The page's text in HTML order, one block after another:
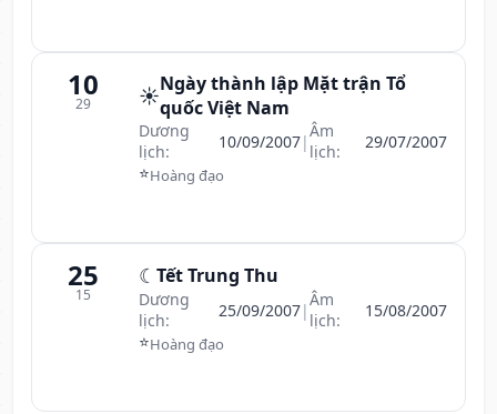
10
29 ☀️Ngày thành lập Mặt trận Tổ
quốc Việt Nam
Dương
lịch:
10/09/2007|Âm
lịch:
29/07/2007
⭐Hoàng đạo
25
15
☾ Tết Trung Thu
Dương
lịch:
25/09/2007|Âm
lịch:
15/08/2007
⭐Hoàng đạo